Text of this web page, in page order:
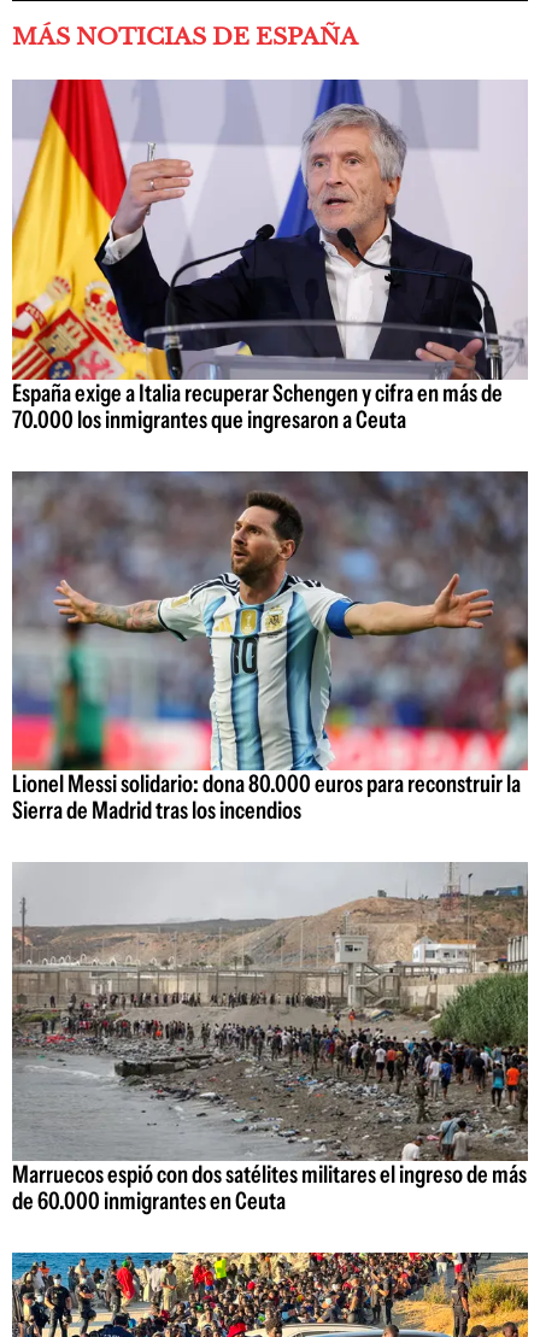
MÁS NOTICIAS DE ESPAÑA
España exige a Italia recuperar Schengen y cifra en más de
70.000 los inmigrantes que ingresaron a Ceuta
Lionel Messi solidario: dona 80.000 euros para reconstruir la
Sierra de Madrid tras los incendios
Marruecos espió con dos satélites militares el ingreso de más
de 60.000 inmigrantes en Ceuta